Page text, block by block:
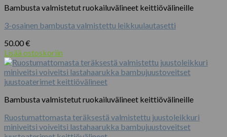
Bambusta valmistetut ruokailuvälineet keittiövälineille
3-osainen bambusta valmistettu leikkuulautasetti
50.00€
Lisää ostoskoriin
Bambusta valmistetut ruokailuvälineet keittiövälineille
Ruostumattomasta teräksestä valmistettu juustoleikkuri
miniveitsi voiveitsi lastahaarukka bambujuustoveitset